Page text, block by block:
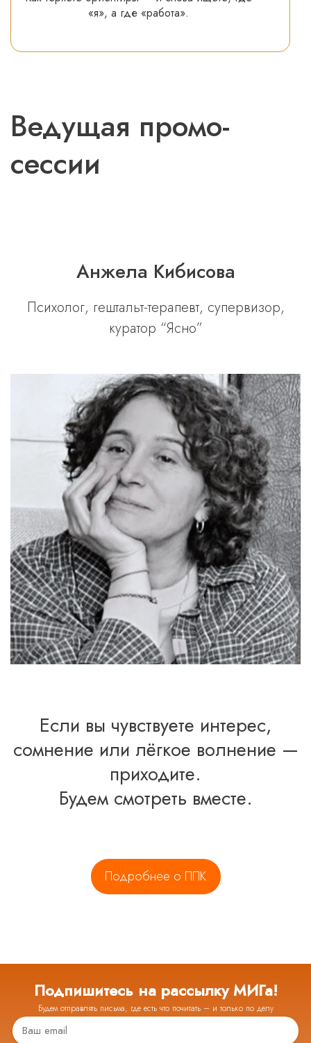
«я», а где «работа».
Ведущая промо-
сессии
Анжела Кибисова
Психолог, гештальт-терапевт, супервизор,
куратор “Ясно”
Если вы чувствуете интерес,
сомнение или лёгкое волнение —
приходите.
Будем смотреть вместе.
Подробнее о ППК
Подпишитесь на рассылку МИГа!
Будем отправлять письма, где есть что почитать – и только по делу